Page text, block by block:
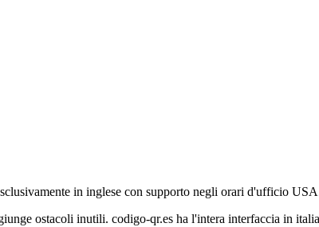
in inglese con supporto negli orari d'ufficio
ostacoli inutili. codigo-qr.es ha l'intera interfaccia in